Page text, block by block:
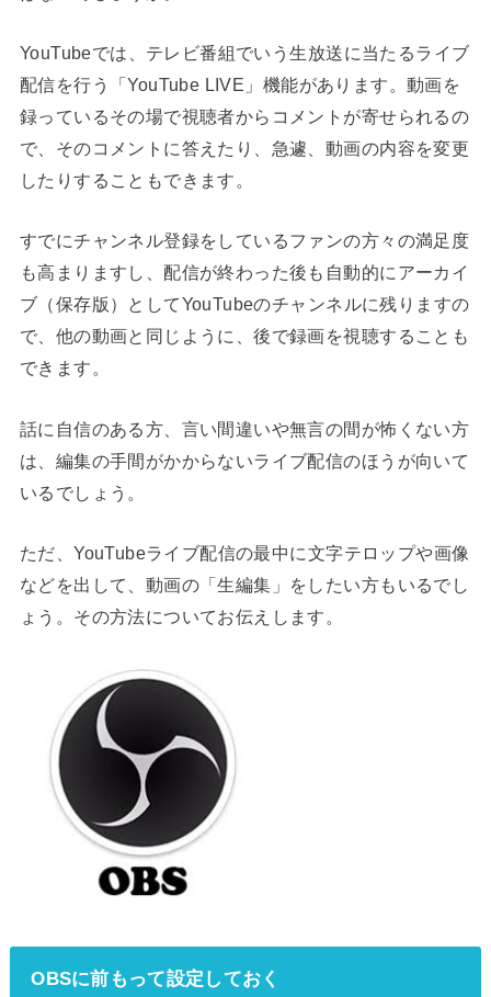
YouTubeでは、テレビ番組でいう生放送に当たるライブ
配信を行う「YouTube LIVE」機能があります。動画を
録っているその場で視聴者からコメントが寄せられるの
で、そのコメントに答えたり、急遽、動画の内容を変更
したりすることもできます。
すでにチャンネル登録をしているファンの方々の満足度
も高まりますし、配信が終わった後も自動的にアーカイ
ブ（保存版）としてYouTubeのチャンネルに残りますの
で、他の動画と同じように、後で録画を視聴することも
できます。
話に自信のある方、言い間違いや無言の間が怖くない方
は、編集の手間がかからないライブ配信のほうが向いて
いるでしょう。
ただ、YouTubeライブ配信の最中に文字テロップや画像
などを出して、動画の「生編集」をしたい方もいるでし
ょう。その方法についてお伝えします。
OBSに前もって設定しておく